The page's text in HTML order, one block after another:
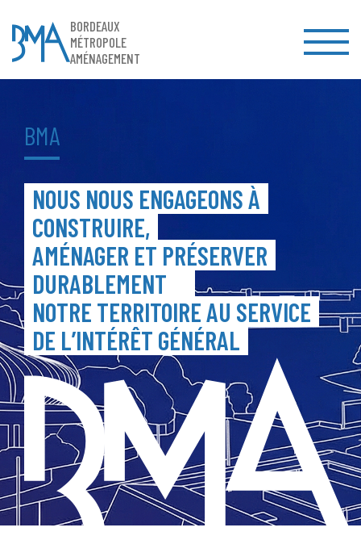
BORDEAUX
MÉTROPOLE
AMÉNAGEMENT
BMA
NOUS NOUS ENGAGEONS À
CONSTRUIRE,
AMÉNAGER ET PRÉSERVER
DURABLEMENT
NOTRE TERRITOIRE AU SERVICE
DE L’INTÉRÊT GÉNÉRAL